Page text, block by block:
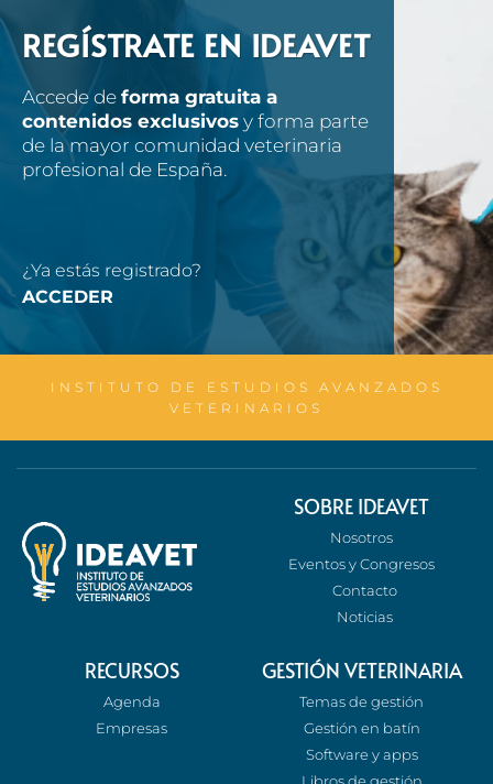
REGÍSTRATE EN IDEAVET
Accede de forma gratuita a
contenidos exclusivos y forma parte
de la mayor comunidad veterinaria
profesional de España.
¿Ya estás registrado?
ACCEDER
INSTITUTO DE ESTUDIOS AVANZADOS
VETERINARIOS
SOBRE IDEAVET
Nosotros
Eventos y Congresos
Contacto
Noticias
RECURSOS
Agenda
Empresas
GESTIÓN VETERINARIA
Temas de gestión
Gestión en batín
Software y apps